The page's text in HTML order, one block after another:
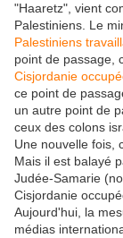
"Haaretz", vient
Palestiniens. Le
Palestiniens
point de passage,
Cisjordanie
ce point de
un autre point de
ceux des colons
Une nouvelle fois,
Mais il est balayé
Judée-Samarie
Cisjordanie
Aujourd'hui, la
médias